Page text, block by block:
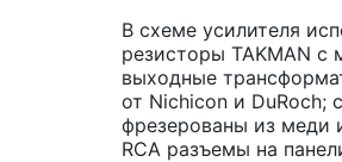
В схеме усилителя
резисторы TAKMAN
выходные
от Nichicon и DuRoch;
фрезерованы из меди
RCA разъемы на